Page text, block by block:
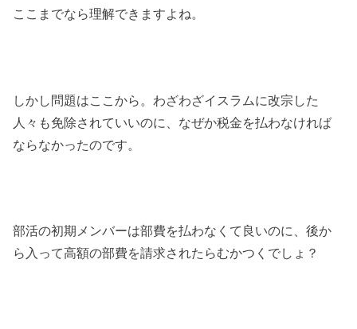
ここまでなら理解できますよね。
しかし問題はここから。わざわざイスラムに改宗した
人々も免除されていいのに、なぜか税金を払わなければ
ならなかったのです。
部活の初期メンバーは部費を払わなくて良いのに、後か
ら入って高額の部費を請求されたらむかつくでしょ？